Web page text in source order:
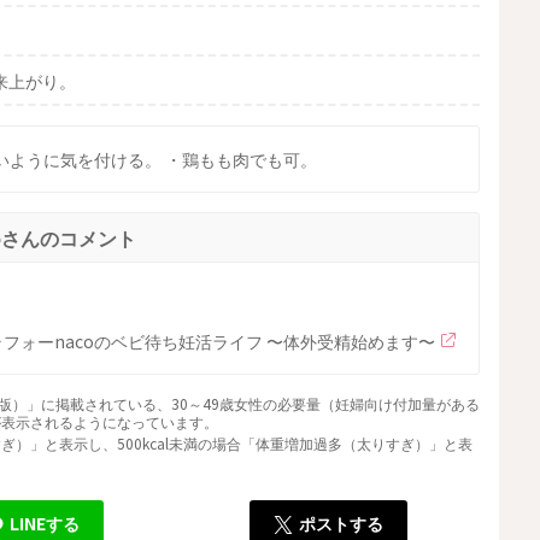
がり。
うに気を付ける。 ・鶏もも肉でも可。
んのコメント
ォーnacoのベビ待ち妊活ライフ 〜体外受精始めます〜
」に掲載されている、30～49歳女性の必要量（妊婦向け付加量がある
されるようになっています。
）」と表示し、500kcal未満の場合「体重増加過多（太りすぎ）」と表
LINEする ポストする